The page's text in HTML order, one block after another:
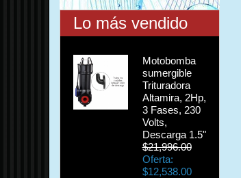
Lo más vendido
Motobomba
sumergible
Trituradora
Altamira, 2Hp,
3 Fases, 230
Volts,
Descarga 1.5"
$21,996.00
Oferta:
$12,538.00